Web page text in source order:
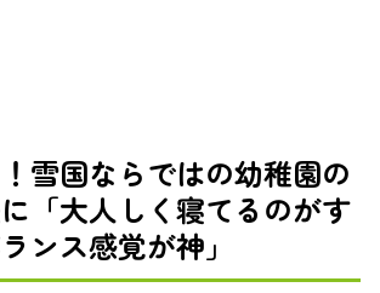
雪国ならではの幼稚園の
「大人しく寝てるのがす
ンス感覚が神」